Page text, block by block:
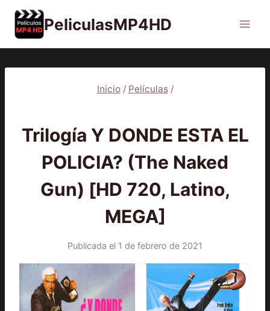
Saltar
contenido
PeliculasMP4HD
Inicio / Películas /
Trilogía Y DONDE ESTA EL
POLICIA? (The Naked
Gun) [HD 720, Latino,
MEGA]
Publicada el 1 de febrero de 2021